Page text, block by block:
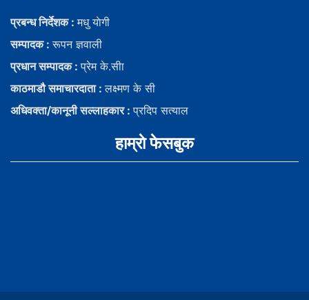
प्रबन्ध निर्देशक :मधु याेगी
सम्पादक :रूपन ज्ञवाली
प्रधान सम्पादक :प्रेम के.सीा
काठमाडौ समाचारदाता :लक्ष्मण के सी
अधिवक्ता/कानूनी सल्लाहकार :प्रदिप सत्याल
हाम्राे फेसबुक